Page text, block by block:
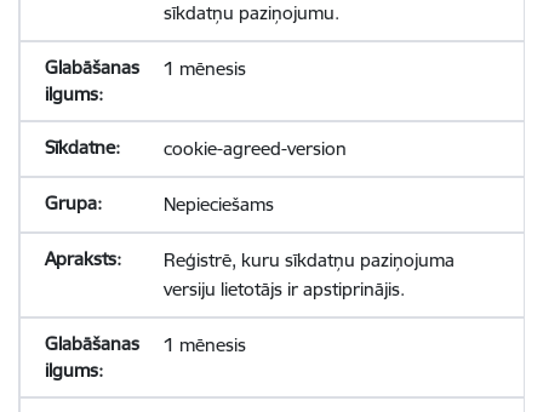
sīkdatņu paziņojumu.
1 mēnesis
cookie-agreed-version
Nepieciešams
Reģistrē, kuru sīkdatņu paziņojuma
versiju lietotājs ir apstiprinājis.
1 mēnesis